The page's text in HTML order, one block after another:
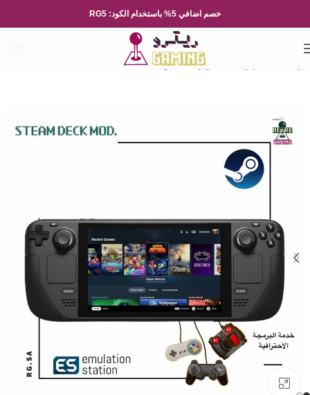
خصم اضافي 5% باستخدام الكود: RG5
الكمبيوتر المحمول
اضفط لتكبير الصورة